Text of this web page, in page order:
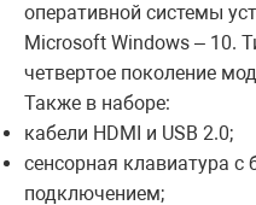
оперативной системы
Microsoft Windows – 10.
четвертое поколение
Также в наборе:
кабели HDMI и USB 2.0;
сенсорная клавиатура с
подключением;